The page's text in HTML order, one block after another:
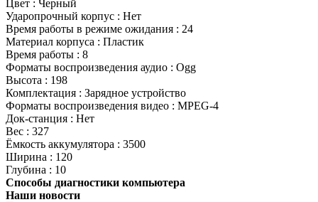
Цвет : Черный
Ударопрочный корпус : Нет
Время работы в режиме ожидания : 24
Материал корпуса : Пластик
Время работы : 8
Форматы воспроизведения аудио : Ogg
Высота : 198
Комплектация : Зарядное устройство
Форматы воспроизведения видео : MPEG-4
Док-станция : Нет
Вес : 327
Ёмкость аккумулятора : 3500
Ширина : 120
Глубина : 10
Способы диагностики компьютера
Наши новости